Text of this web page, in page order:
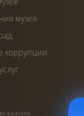
музея
коррупции